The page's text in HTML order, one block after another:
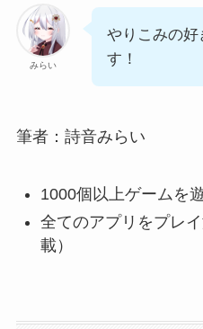
みらい
やりこみの
す！
筆者：詩音みらい
1000個以上ゲームを
全てのアプリをプレ
載）